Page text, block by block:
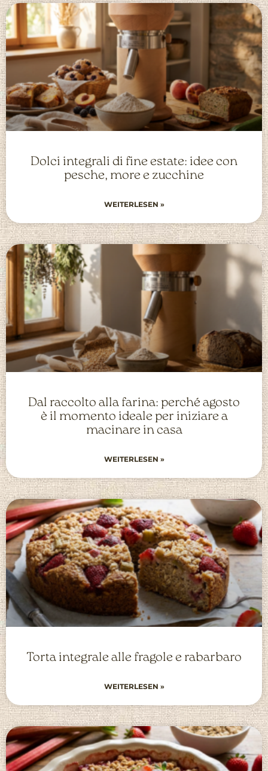
Dolci integrali di fine estate: idee con
pesche, more e zucchine
WEITERLESEN »
Dal raccolto alla farina: perché agosto
è il momento ideale per iniziare a
macinare in casa
WEITERLESEN »
Torta integrale alle fragole e rabarbaro
WEITERLESEN »